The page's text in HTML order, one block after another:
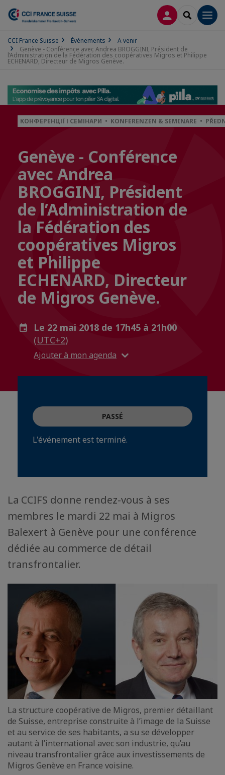
CONNEXION
CCI France Suisse Événements
A venir
Genève - Conférence avec Andrea BROGGINI, Président de
l’Administration de la Fédération des coopératives Migros et Philippe
ECHENARD, Directeur de Migros Genève.
КОНФЕРЕНЦІЇ І СЕМІНАРИ • KONFERENZEN & SEMINARE •
Genève - Conférence
avec Andrea
BROGGINI, Président
de l’Administration de
la Fédération des
coopératives Migros
et Philippe
ECHENARD, Directeur
de Migros Genève.
Le 22 mai 2018 de 17h45 à 21h00
(UTC+2)
Ajouter à mon agenda
PASSÉ
L'événement est terminé.
La CCIFS donne rendez-vous à ses
membres le mardi 22 mai à Migros
Balexert à Genève pour une conférence
dédiée au commerce de détail
transfrontalier.
La structure coopérative de Migros, premier détaillant
de Suisse, entreprise construite à l’image de la Suisse
et au service de ses habitants, a su se développer
autant à l’international avec son industrie, qu’au
niveau transfrontalier grâce aux investissements de
Migros Genève en France voisine.